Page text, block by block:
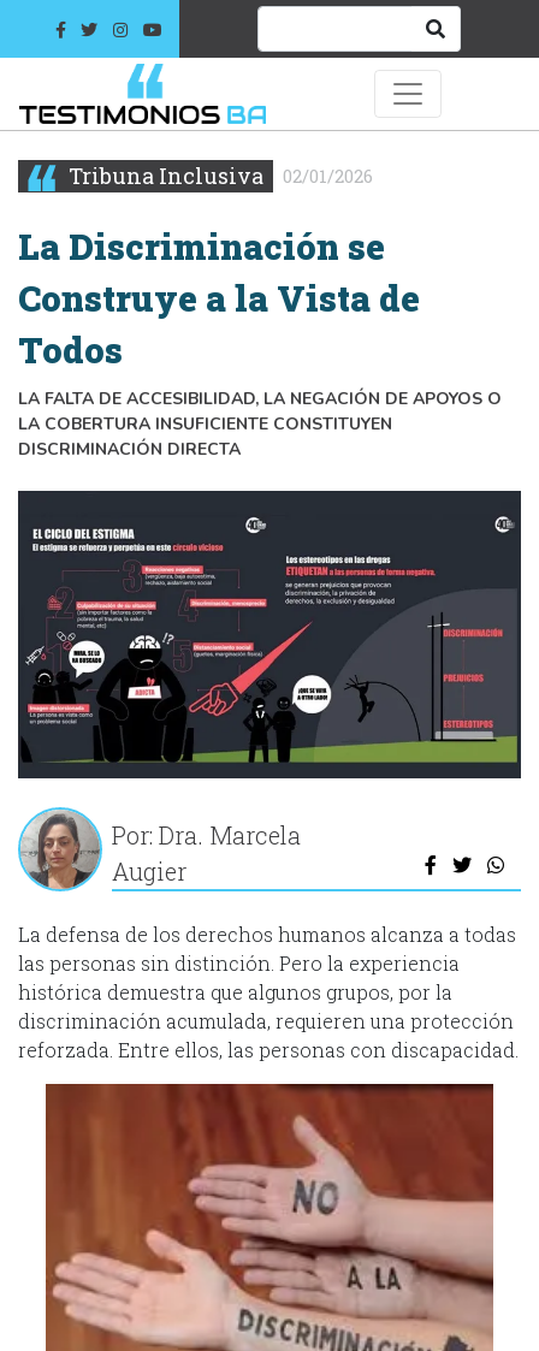
Tribuna Inclusiva 02/01/2026
La Discriminación se
Construye a la Vista de
Todos
LA FALTA DE ACCESIBILIDAD, LA NEGACIÓN DE APOYOS O
LA COBERTURA INSUFICIENTE CONSTITUYEN
DISCRIMINACIÓN DIRECTA
Por: Dra. Marcela
Augier
La defensa de los derechos humanos alcanza a todas
las personas sin distinción. Pero la experiencia
histórica demuestra que algunos grupos, por la
discriminación acumulada, requieren una protección
reforzada. Entre ellos, las personas con discapacidad.